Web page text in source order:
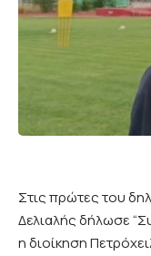
Στις πρώτες του
Δελιαλής δήλωσε
η διοίκηση